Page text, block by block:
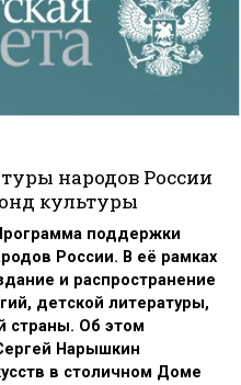
народов России
культуры
поддержки
России. В её рамках
и распространение
детской литературы,
страны. Об этом
Нарышкин
в столичном Доме